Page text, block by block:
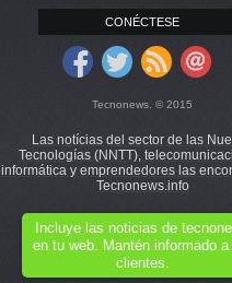
CONÉCTESE
Tecnonews. © 2015
Las notícias del sector de las
Tecnologías (NNTT),
informática y emprendedores las
Tecnonews.info
Incluye las noticias de
en tu web. Mantén informado a
clientes.